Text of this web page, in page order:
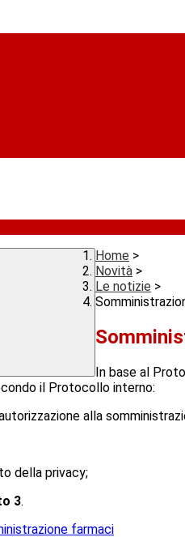
Home >
Novità >
Le notizie >
In base al
il Protocollo interno:
alla
della privacy;
3.
farmaci